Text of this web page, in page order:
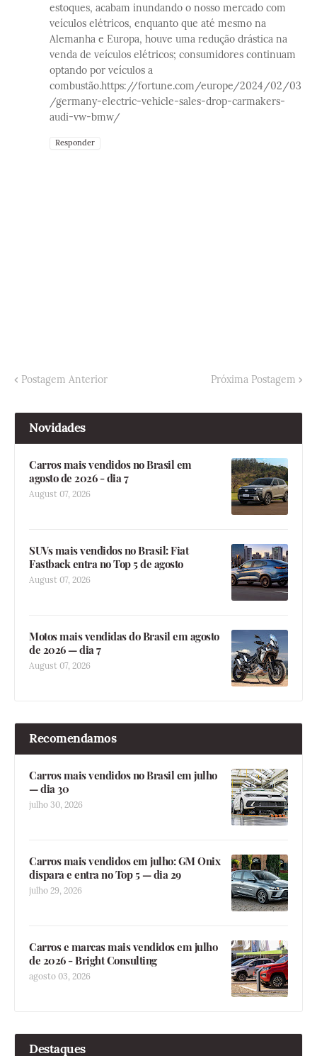
estoques, acabam inundando o nosso mercado com
veículos elétricos, enquanto que até mesmo na
Alemanha e Europa, houve uma redução drástica na
venda de veículos elétricos; consumidores continuam
optando por veículos a
combustão.https://fortune.com/europe/2024/02/03
/germany-electric-vehicle-sales-drop-carmakers-
audi-vw-bmw/
Responder
Postagem Anterior Próxima Postagem
Novidades
Carros mais vendidos no Brasil em
agosto de 2026 - dia 7
August 07, 2026
SUVs mais vendidos no Brasil: Fiat
Fastback entra no Top 5 de agosto
August 07, 2026
Motos mais vendidas do Brasil em agosto
de 2026 — dia 7
August 07, 2026
Recomendamos
Carros mais vendidos no Brasil em julho
— dia 30
julho 30, 2026
Carros mais vendidos em julho: GM Onix
dispara e entra no Top 5 — dia 29
julho 29, 2026
Carros e marcas mais vendidos em julho
de 2026 - Bright Consulting
agosto 03, 2026
Destaques